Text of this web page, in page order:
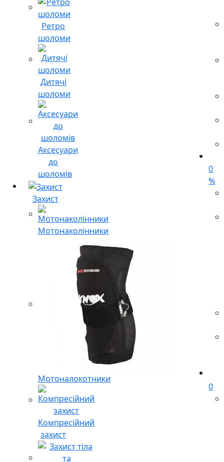
Ретро
шоломи
Дитячі
шоломи
Аксесуари
до
шоломів
Захист
Мотонаколінники
Мотоналокотники
Компресійний
захист
0
%
0